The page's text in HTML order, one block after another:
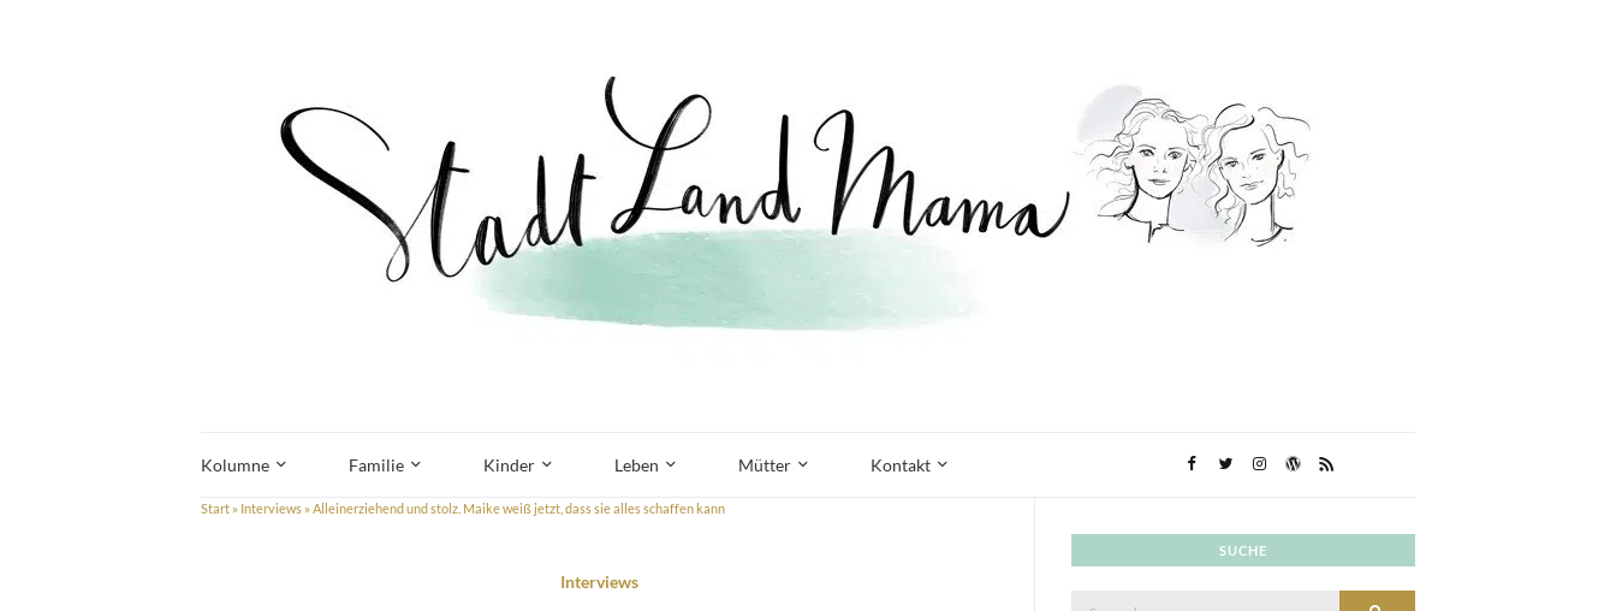
Kolumne Familie Kinder Leben Mütter Kontakt
Start » Interviews » Alleinerziehend und stolz. Maike weiß jetzt, dass sie alles schaffen kann
Interviews
SUCHE